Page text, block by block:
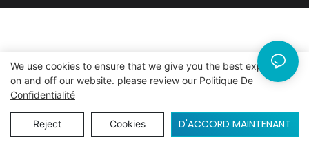
We use cookies to ensure that we give you the best experience
on and off our website. please review our Politique De
Confidentialité
Reject Cookies D'ACCORD MAINTENANT